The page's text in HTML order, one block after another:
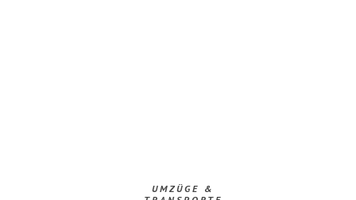
UMZÜGE &